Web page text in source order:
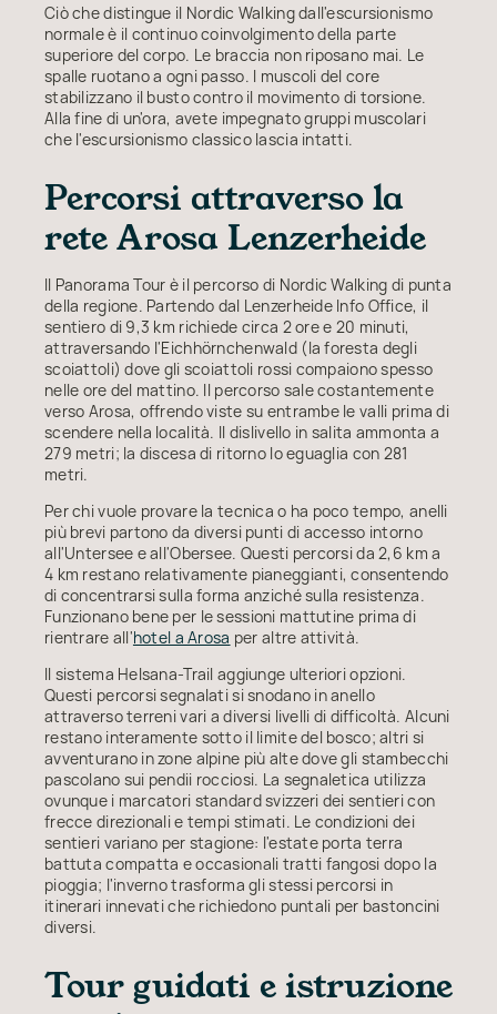
Ciò che distingue il Nordic Walking dall'escursionismo
normale è il continuo coinvolgimento della parte
superiore del corpo. Le braccia non riposano mai. Le
spalle ruotano a ogni passo. I muscoli del core
stabilizzano il busto contro il movimento di torsione.
Alla fine di un'ora, avete impegnato gruppi muscolari
che l'escursionismo classico lascia intatti.
Percorsi attraverso la
rete Arosa Lenzerheide
Il Panorama Tour è il percorso di Nordic Walking di punta
della regione. Partendo dal Lenzerheide Info Office, il
sentiero di 9,3 km richiede circa 2 ore e 20 minuti,
attraversando l'Eichhörnchenwald (la foresta degli
scoiattoli) dove gli scoiattoli rossi compaiono spesso
nelle ore del mattino. Il percorso sale costantemente
verso Arosa, offrendo viste su entrambe le valli prima di
scendere nella località. Il dislivello in salita ammonta a
279 metri; la discesa di ritorno lo eguaglia con 281
metri.
Per chi vuole provare la tecnica o ha poco tempo, anelli
più brevi partono da diversi punti di accesso intorno
all'Untersee e all'Obersee. Questi percorsi da 2,6 km a
4 km restano relativamente pianeggianti, consentendo
di concentrarsi sulla forma anziché sulla resistenza.
Funzionano bene per le sessioni mattutine prima di
rientrare all'hotel a Arosa per altre attività.
Il sistema Helsana-Trail aggiunge ulteriori opzioni.
Questi percorsi segnalati si snodano in anello
attraverso terreni vari a diversi livelli di difficoltà. Alcuni
restano interamente sotto il limite del bosco; altri si
avventurano in zone alpine più alte dove gli stambecchi
pascolano sui pendii rocciosi. La segnaletica utilizza
ovunque i marcatori standard svizzeri dei sentieri con
frecce direzionali e tempi stimati. Le condizioni dei
sentieri variano per stagione: l'estate porta terra
battuta compatta e occasionali tratti fangosi dopo la
pioggia; l'inverno trasforma gli stessi percorsi in
itinerari innevati che richiedono puntali per bastoncini
diversi.
Tour guidati e istruzione